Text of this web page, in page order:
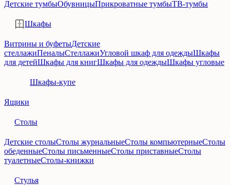
Детские тумбыОбувницыПрикроватные тумбыТВ-тумбы
Шкафы
Витрины и буфетыДетские
стеллажиПеналыСтеллажиУгловой шкаф для одеждыШкафы
для детейШкафы для книгШкафы для одеждыШкафы угловые
Шкафы-купе
Ящики
Столы
Детские столыСтолы журнальныеСтолы компьютерныеСтолы
обеденныеСтолы письменныеСтолы приставныеСтолы
туалетныеСтолы-книжки
Стулья